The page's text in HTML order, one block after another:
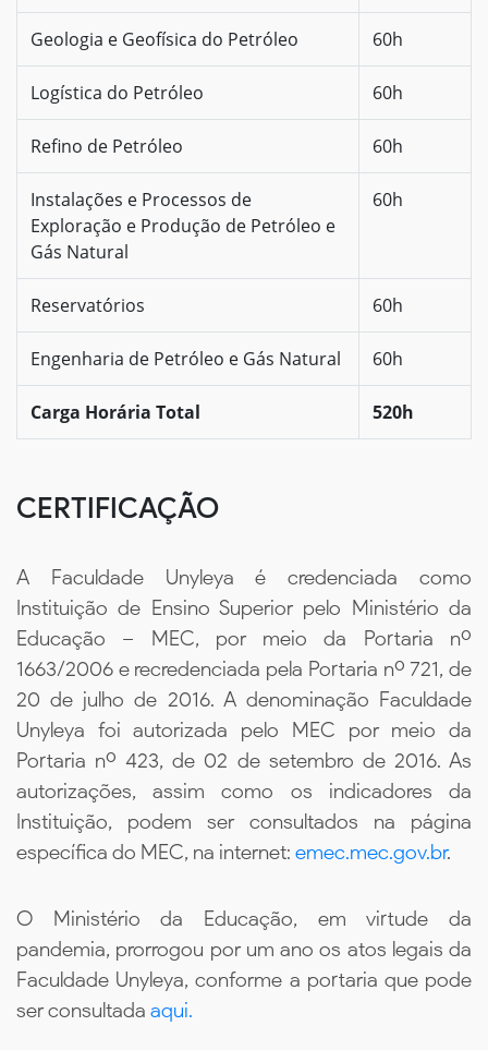
Geologia e Geofísica do Petróleo 60h
Logística do Petróleo 60h
Refino de Petróleo 60h
Instalações e Processos de
Exploração e Produção de Petróleo e
Gás Natural
60h
Reservatórios 60h
Engenharia de Petróleo e Gás Natural 60h
Carga Horária Total 520h
CERTIFICAÇÃO
A Faculdade Unyleya é credenciada como
Instituição de Ensino Superior pelo Ministério da
Educação – MEC, por meio da Portaria nº
1663/2006 e recredenciada pela Portaria nº 721, de
20 de julho de 2016. A denominação Faculdade
Unyleya foi autorizada pelo MEC por meio da
Portaria nº 423, de 02 de setembro de 2016. As
autorizações, assim como os indicadores da
Instituição, podem ser consultados na página
específica do MEC, na internet: emec.mec.gov.br.
O Ministério da Educação, em virtude da
pandemia, prorrogou por um ano os atos legais da
Faculdade Unyleya, conforme a portaria que pode
ser consultada aqui.